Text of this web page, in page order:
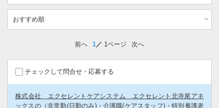
前へ 1 1ページ 次へ
チェックして問合せ・応募する
株式会社 エクセレントケアシステム エクセレント北寺尾アネ
ックスの（非常勤(日勤のみ)・介護職(ケアスタッフ)・特別養護老